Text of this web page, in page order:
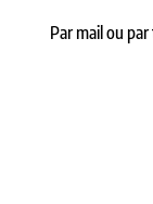
Par mail ou